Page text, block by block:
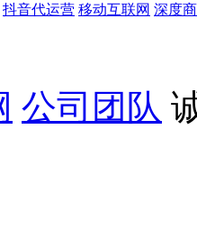
抖音代运营 移动互联网 深度
公司团队